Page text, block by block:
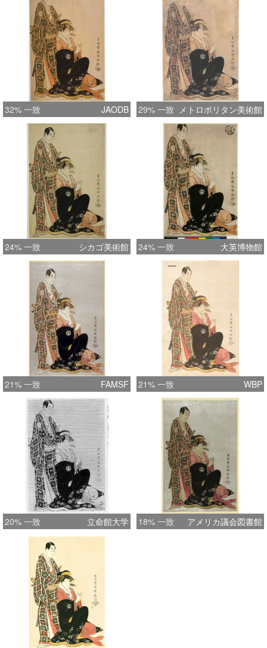
32% 一致 JAODB 29% 一致 メトロポリタン美術館
24% 一致 シカゴ美術館 24% 一致 大英博物館
21% 一致 FAMSF 21% 一致 WBP
20% 一致 立命館大学 18% 一致 アメリカ議会図書館